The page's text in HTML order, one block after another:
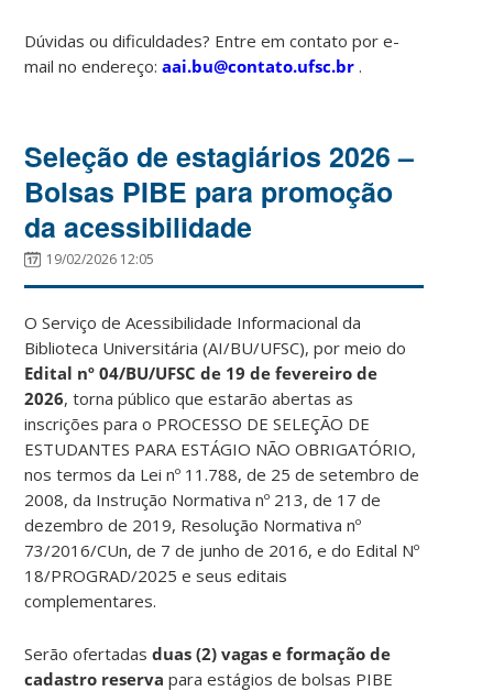
Dúvidas ou dificuldades? Entre em contato por e-
mail no endereço:aai.bu@contato.ufsc.br .
Seleção de estagiários 2026 –
Bolsas PIBE para promoção
da acessibilidade
19/02/2026 12:05
O Serviço de Acessibilidade Informacional da
Biblioteca Universitária (AI/BU/UFSC), por meio do
Edital nº 04/BU/UFSC de 19 de fevereiro de
2026,torna público que estarão abertas as
inscrições para o PROCESSO DE SELEÇÃO DE
ESTUDANTES PARA ESTÁGIO NÃO OBRIGATÓRIO,
nos termos da Lei nº 11.788, de 25 de setembro de
2008, da Instrução Normativa nº 213, de 17 de
dezembro de 2019, Resolução Normativa nº
73/2016/CUn, de 7 de junho de 2016, e do Edital Nº
18/PROGRAD/2025 e seus editais
complementares.
Serão ofertadasduas (2) vagas e formação de
cadastro reserva para estágios de bolsas PIBE